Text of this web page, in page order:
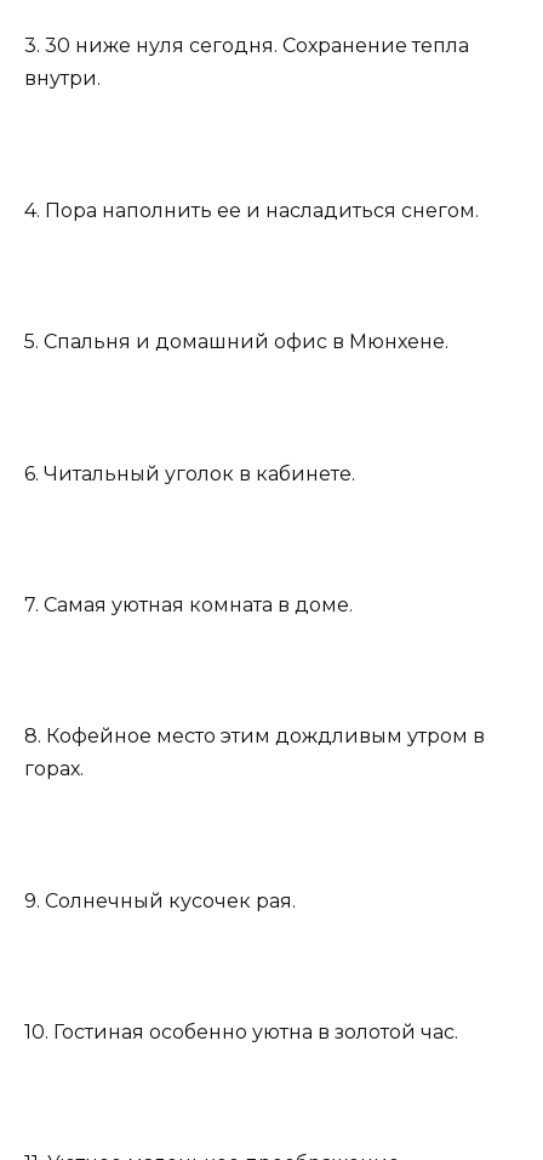
3. 30 ниже нуля сегодня. Сохранение тепла
внутри.
4. Пора наполнить ее и насладиться снегом.
5. Спальня и домашний офис в Мюнхене.
6. Читальный уголок в кабинете.
7. Самая уютная комната в доме.
8. Кофейное место этим дождливым утром в
горах.
9. Солнечный кусочек рая.
10. Гостиная особенно уютна в золотой час.